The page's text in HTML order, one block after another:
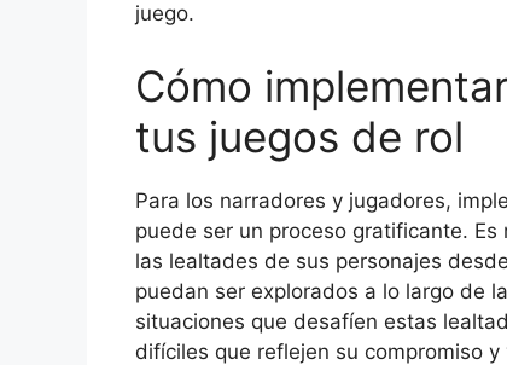
juego.
Cómo
tus juegos de rol
Para los narradores y jugadores,
puede ser un proceso gratificante.
las lealtades de sus personajes
puedan ser explorados a lo largo de
situaciones que desafíen estas
difíciles que reflejen su compromiso